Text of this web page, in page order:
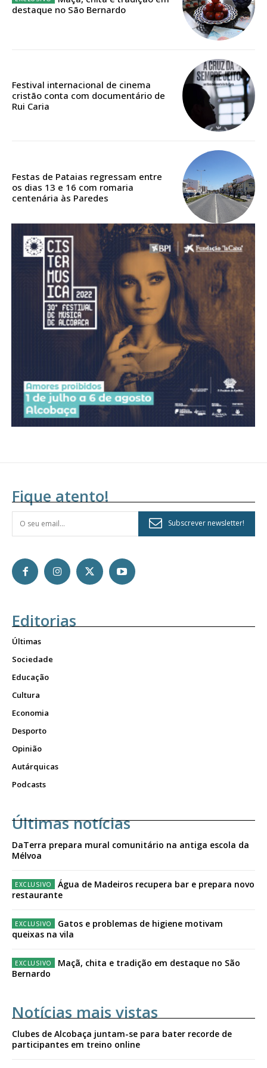
ASSINATURA
DIGITAL ANUAL
12 meses
Ofertas para assinatura anual
destaque no São Bernardo
Festival internacional de cinema
cristão conta com documentário de
Rui Caria
Festas de Pataias regressam entre
os dias 13 e 16 com romaria
centenária às Paredes
Fique atento!
Subscrever newsletter!
Editorias
Últimas
Sociedade
Educação
Cultura
Economia
Desporto
Opinião
Autárquicas
Podcasts
Últimas notícias
DaTerra prepara mural comunitário na antiga escola da
Mélvoa
Água de Madeiros recupera bar e prepara novo
restaurante
Gatos e problemas de higiene motivam
queixas na vila
Maçã, chita e tradição em destaque no São
Bernardo
Notícias mais vistas
Clubes de Alcobaça juntam-se para bater recorde de
participantes em treino online